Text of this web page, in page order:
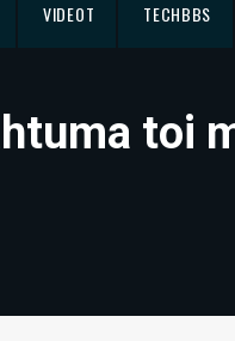
VIDEOT TECHBBS
toi